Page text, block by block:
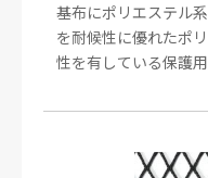
基布にポリエステル
を耐候性に優れたポ
性を有している保護